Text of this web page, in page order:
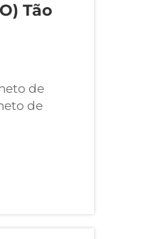
Tão
de
de
de 40 a 50
matriz...